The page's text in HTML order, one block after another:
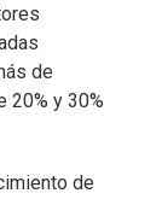
de
20% y 30%
de